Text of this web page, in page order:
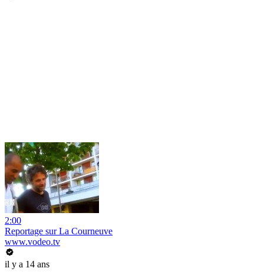
2:00
Reportage sur La Courneuve
www.vodeo.tv
il y a 14 ans